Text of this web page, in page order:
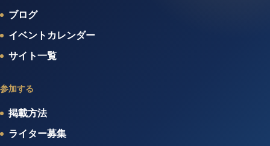
ブログ
イベントカレンダー
サイト一覧
参加する
掲載方法
ライター募集